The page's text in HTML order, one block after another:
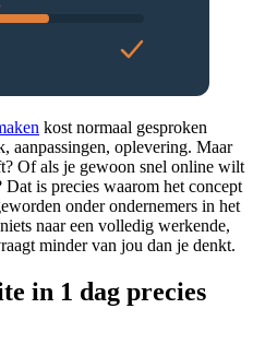
kost normaal gesproken
aanpassingen, oplevering. Maar
Of als je gewoon snel online wilt
is precies waarom het concept
onder ondernemers in het
naar een volledig werkende,
minder van jou dan je denkt.
in 1 dag precies